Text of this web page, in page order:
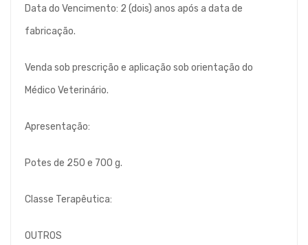
Data do Vencimento: 2 (dois) anos após a data de
fabricação.
Venda sob prescrição e aplicação sob orientação do
Médico Veterinário.
Apresentação:
Potes de 250 e 700 g.
Classe Terapêutica:
OUTROS